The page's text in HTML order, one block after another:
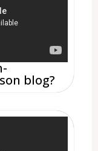
blog?